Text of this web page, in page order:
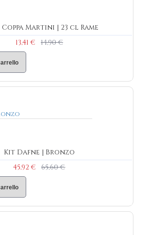
Martini | 23 cl Rame
13,41 €
14,90 €
Kit Dafne | Bronzo
45,92 €
65,60 €